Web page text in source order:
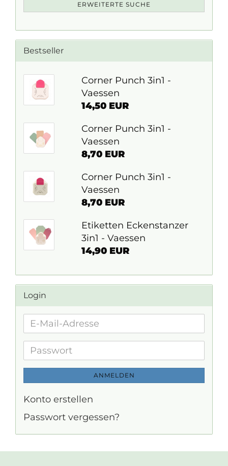
ERWEITERTE SUCHE
Bestseller
Corner Punch 3in1 -
Vaessen
14,50 EUR
Corner Punch 3in1 -
Vaessen
8,70 EUR
Corner Punch 3in1 -
Vaessen
8,70 EUR
Etiketten Eckenstanzer
3in1 - Vaessen
14,90 EUR
Login
E-
Adresse
Passwort
ANMELDEN
Konto erstellen
Passwort vergessen?